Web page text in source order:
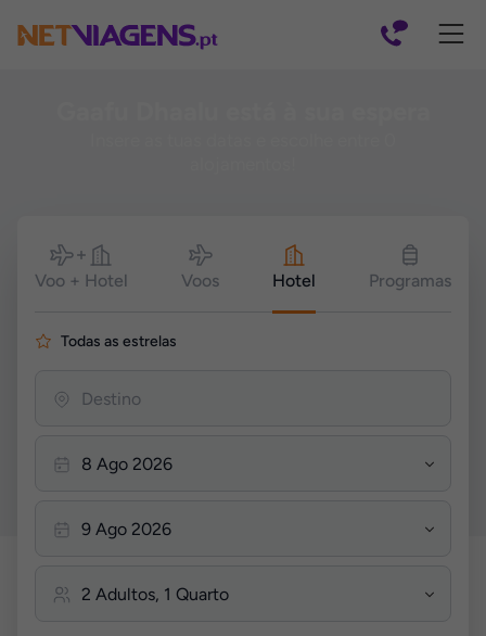
Pesquisar
Voo + Hotel Voos Hotel Programas
Todas as estrelas